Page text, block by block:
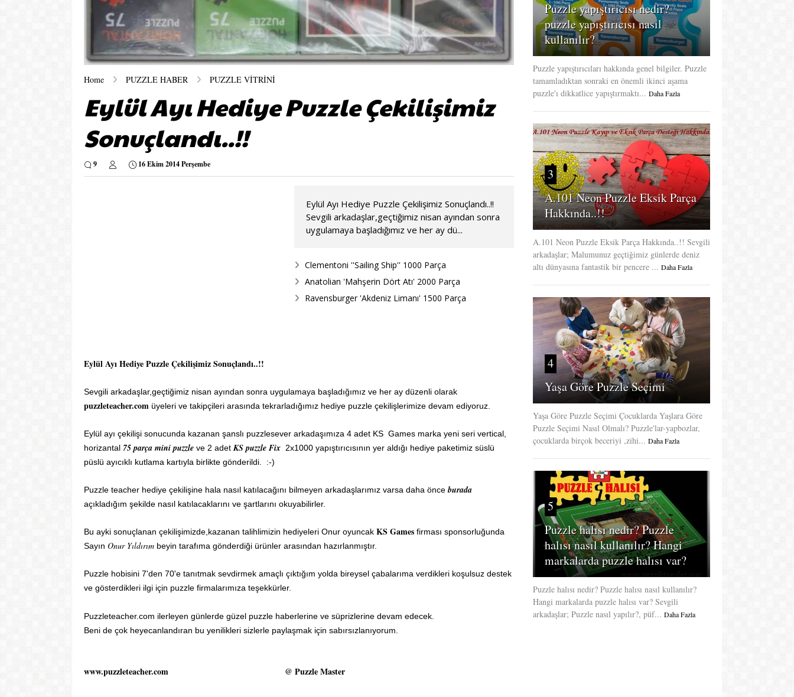
Home PUZZLE HABER PUZZLE VİTRİNİ
Eylül Ayı Hediye Puzzle Çekilişimiz
Sonuçlandı..!!
9 16 Ekim 2014 Perşembe
Eylül Ayı Hediye Puzzle Çekilişimiz Sonuçlandı..!!
Sevgili arkadaşlar,geçtiğimiz nisan ayından sonra
uygulamaya başladığımız ve her ay dü...
Clementoni ''Sailing Ship'' 1000 Parça
Anatolian 'Mahşerin Dört Atı' 2000 Parça
Ravensburger 'Akdeniz Limanı' 1500 Parça
Eylül Ayı Hediye Puzzle Çekilişimiz Sonuçlandı..!!
Sevgili arkadaşlar,geçtiğimiz nisan ayından sonra uygulamaya başladığımız ve her ay düzenli olarak
puzzleteacher.com üyeleri ve takipçileri arasında tekrarladığımız hediye puzzle çekilişlerimize devam ediyoruz.
Eylül ayı çekilişi sonucunda kazanan şanslı puzzlesever arkadaşımıza 4 adet KS Games marka yeni seri vertical,
horizantal 75 parça mini puzzle ve 2 adet KS puzzle Fix 2x1000 yapıştırıcısının yer aldığı hediye paketimiz süslü
püslü ayıcıklı kutlama kartıyla birlikte gönderildi. :-)
Puzzle teacher hediye çekilişine hala nasıl katılacağını bilmeyen arkadaşlarımız varsa daha önce burada
açıkladığım şekilde nasıl katılacaklarını ve şartlarını okuyabilirler.
Bu ayki sonuçlanan çekilişimizde,kazanan talihlimizin hediyeleri Onur oyuncak KS Games firması sponsorluğunda
Sayın Onur Yıldırım beyin tarafıma gönderdiği ürünler arasından hazırlanmıştır.
Puzzle hobisini 7'den 70'e tanıtmak sevdirmek amaçlı çıktığım yolda bireysel çabalarıma verdikleri koşulsuz destek
ve gösterdikleri ilgi için puzzle firmalarımıza teşekkürler.
Puzzleteacher.com ilerleyen günlerde güzel puzzle haberlerine ve süprizlerine devam edecek.
Beni de çok heyecanlandıran bu yenilikleri sizlerle paylaşmak için sabırsızlanıyorum.
www.puzzleteacher.com @ Puzzle Master
Puzzle yapıştırıcısı nedir?
puzzle yapıştırıcısı nasıl
kullanılır?
Puzzle yapıştırıcıları hakkında genel bilgiler. Puzzle
tamamladıktan sonraki en önemli ikinci aşama
puzzle'ı dikkatlice yapıştırmaktı... Daha Fazla
3
A.101 Neon Puzzle Eksik Parça
Hakkında..!!
A.101 Neon Puzzle Eksik Parça Hakkında..!! Sevgili
arkadaşlar; Malumunuz geçtiğimiz günlerde deniz
altı dünyasına fantastik bir pencere ... Daha Fazla
4
Yaşa Göre Puzzle Seçimi
Yaşa Göre Puzzle Seçimi Çocuklarda Yaşlara Göre
Puzzle Seçimi Nasıl Olmalı? Puzzle'lar-yapbozlar,
çocuklarda birçok beceriyi ,zihi... Daha Fazla
5
Puzzle halısı nedir? Puzzle
halısı nasıl kullanılır? Hangi
markalarda puzzle halısı var?
Puzzle halısı nedir? Puzzle halısı nasıl kullanılır?
Hangi markalarda puzzle halısı var? Sevgili
arkadaşlar; Puzzle nasıl yapılır?, püf... Daha Fazla